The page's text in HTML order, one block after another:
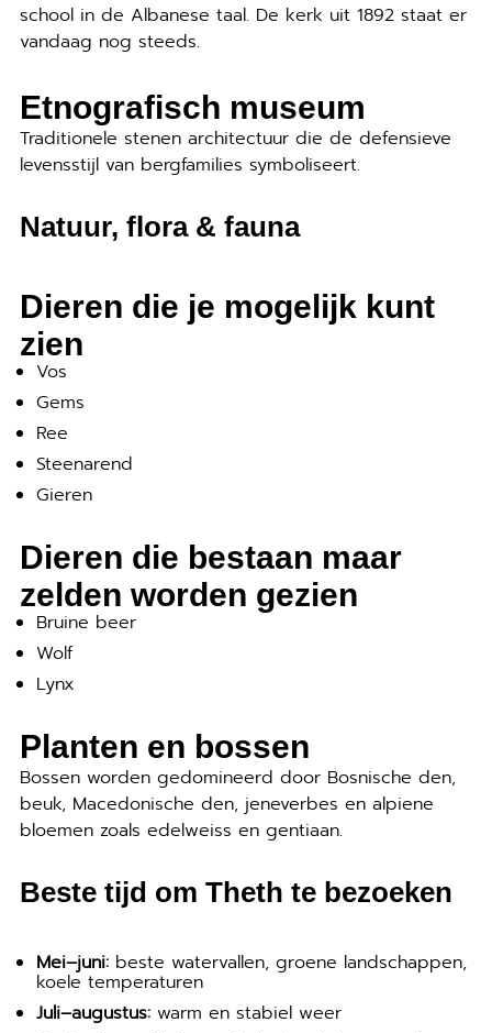
school in de Albanese taal. De kerk uit 1892 staat er
vandaag nog steeds.
Etnografisch museum
Traditionele stenen architectuur die de defensieve
levensstijl van bergfamilies symboliseert.
Natuur, flora & fauna
Dieren die je mogelijk kunt
zien
Vos
Gems
Ree
Steenarend
Gieren
Dieren die bestaan maar
zelden worden gezien
Bruine beer
Wolf
Lynx
Planten en bossen
Bossen worden gedomineerd door Bosnische den,
beuk, Macedonische den, jeneverbes en alpiene
bloemen zoals edelweiss en gentiaan.
Beste tijd om Theth te bezoeken
Mei–juni:beste watervallen, groene landschappen,
koele temperaturen
Juli–augustus:warm en stabiel weer